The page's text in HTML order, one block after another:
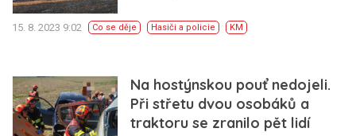
15. 8. 2023 9:02 Co se děje Hasiči a policie KM
Na hostýnskou pouť nedojeli.
Při střetu dvou osobáků a
traktoru se zranilo pět lidí